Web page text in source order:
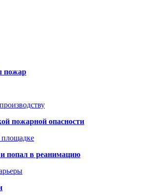
пожар
пожарной опасности
площадке
и попал в реанимацию